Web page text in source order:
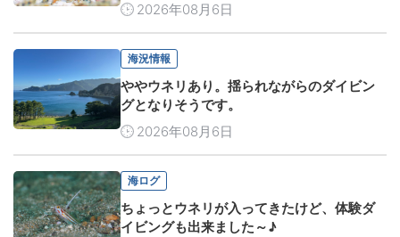
2026年08月6日
海況情報
ややウネリあり。揺られながらのダイビン
グとなりそうです。
2026年08月6日
海ログ
ちょっとウネリが入ってきたけど、体験ダ
イビングも出来ました～♪